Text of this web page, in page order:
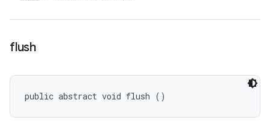
flush
public abstract void flush ()